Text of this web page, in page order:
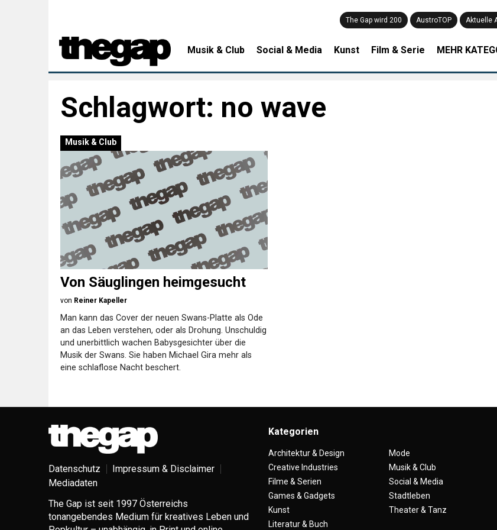
The Gap wird 200 AustroTOP Aktuelle
Musik & Club Social & Media Kunst Film & Serie MEHR
Schlagwort: no wave
Musik & Club
Von Säuglingen heimgesucht
von Reiner Kapeller
Man kann das Cover der neuen Swans-Platte als Ode
an das Leben verstehen, oder als Drohung. Unschuldig
und unerbittlich wachen Babysgesichter über die
Musik der Swans. Sie haben Michael Gira mehr als
eine schlaflose Nacht beschert.
Datenschutz
Impressum & Disclaimer
Mediadaten
The Gap ist seit 1997 Österreichs
tonangebendes Medium für kreatives Leben und
Kategorien
Architektur & Design
Creative Industries
Filme & Serien
Games & Gadgets
Kunst
Literatur & Buch
Mode
Musik & Club
Social & Media
Stadtleben
Theater & Tanz